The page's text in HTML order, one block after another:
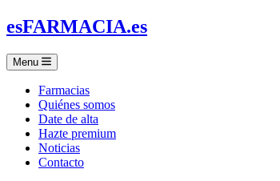
esFARMACIA.es
Menu
Farmacias
Quiénes somos
Date de alta
Hazte premium
Noticias
Contacto